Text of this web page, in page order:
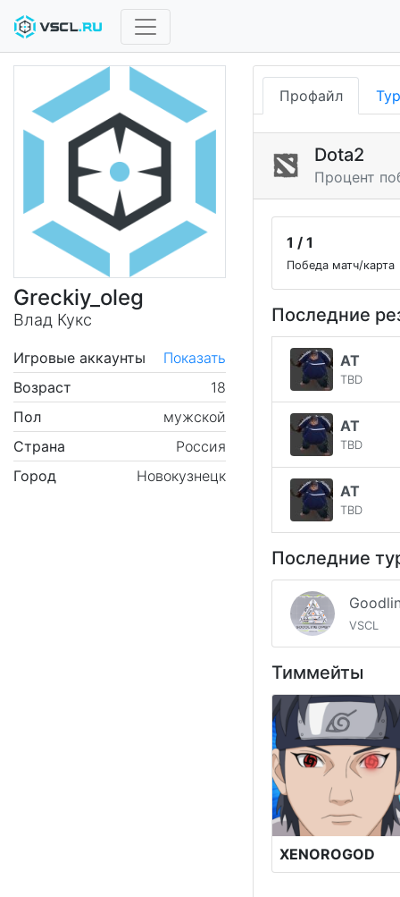
Greckiy_oleg
Влад Кукс
Игровые аккаунты
Показать
Возраст
18
Пол
мужской
Страна
Россия
Город
Новокузнецк
Профайл
Dota2
Процент
1 / 1
Победа матч/карта
Последние
AT
TBD
AT
TBD
AT
TBD
Последние
VSCL
Тиммейты
XENOROGOD